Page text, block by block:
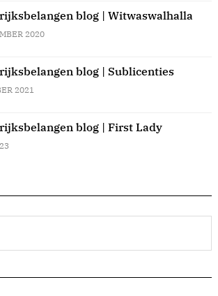
blog | Witwaswalhalla
2020
blog | Sublicenties
2021
blog | First Lady